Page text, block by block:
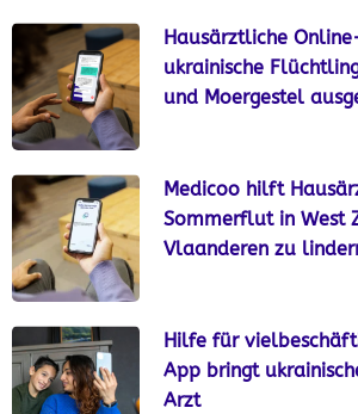
Hausärztliche
ukrainische
und Moergestel
Medicoo hilft
Sommerflut in West
Vlaanderen zu
Hilfe für
App bringt
Arzt